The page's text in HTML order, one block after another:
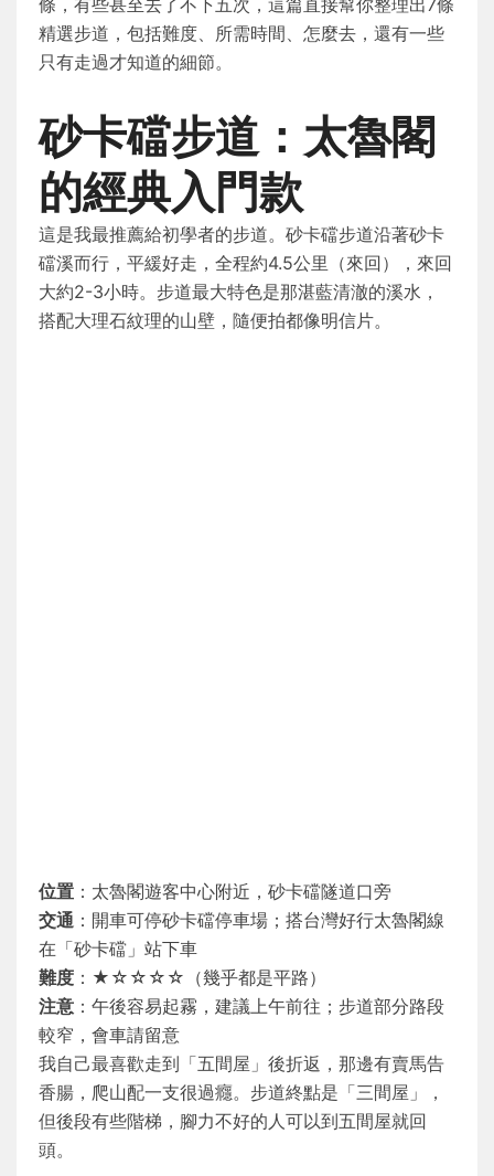
條，有些甚至去了不下五次，這篇直接幫你整理出7條
精選步道，包括難度、所需時間、怎麼去，還有一些
只有走過才知道的細節。
砂卡礑步道：太魯閣
的經典入門款
這是我最推薦給初學者的步道。砂卡礑步道沿著砂卡
礑溪而行，平緩好走，全程約4.5公里（來回），來回
大約2-3小時。步道最大特色是那湛藍清澈的溪水，
搭配大理石紋理的山壁，隨便拍都像明信片。
位置 ：太魯閣遊客中心附近，砂卡礑隧道口旁
交通 ：開車可停砂卡礑停車場；搭台灣好行太魯閣線
在「砂卡礑」站下車
難度 ：★☆☆☆☆（幾乎都是平路）
注意 ：午後容易起霧，建議上午前往；步道部分路段
較窄，會車請留意
我自己最喜歡走到「五間屋」後折返，那邊有賣馬告
香腸，爬山配一支很過癮。步道終點是「三間屋」，
但後段有些階梯，腳力不好的人可以到五間屋就回
頭。